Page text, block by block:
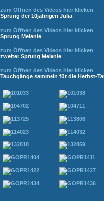
zum Öffnen des Videos hier klicken
Sprung der 10jährigen Julia
zum Öffnen des Videos hier klicken
Sprung Melanie
zum Öffnen des Videos hier klicken
zweiter Sprung Melanie
zum Öffnen des Videos hier klicken
Tauchgänge sammeln für die Herbst-